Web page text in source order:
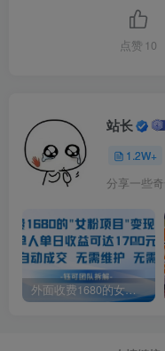
点赞 10
站长
1.2W+
外面收费1680的女粉项目变现，单人单日收益可达1.7k，全自动成交无需维护